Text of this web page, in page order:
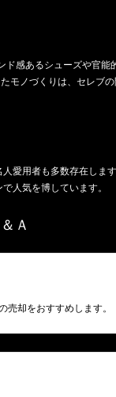
感あるシューズや官能
モノづくりは、セレブ
愛用者も多数存在しま
人気を博しています。
Ａ
却をおすすめします。